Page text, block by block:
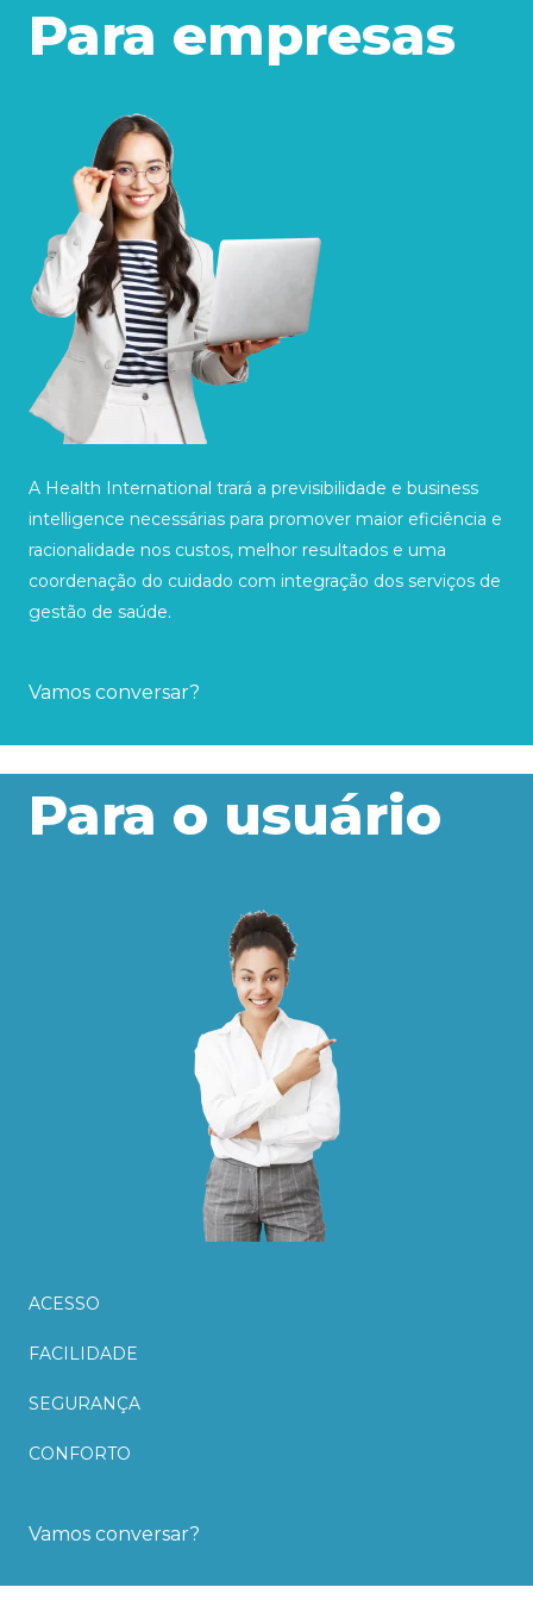
Para empresas
A Health International trará a previsibilidade e business
intelligence necessárias para promover maior eficiência e
racionalidade nos custos, melhor resultados e uma
coordenação do cuidado com integração dos serviços de
gestão de saúde.
Vamos conversar?
Para o usuário
ACESSO
FACILIDADE
SEGURANÇA
CONFORTO
Vamos conversar?